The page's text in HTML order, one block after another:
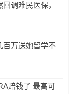
调难民医保，
百万送她留学不
赔钱了 最高可